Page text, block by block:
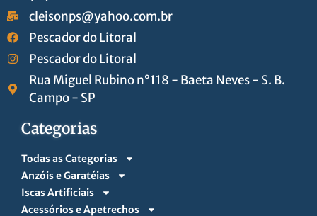
cleisonps@yahoo.com.br
Pescador do Litoral
Pescador do Litoral
Rua Miguel Rubino n°118 - Baeta Neves - S. B.
Campo - SP
Categorias
Todas as Categorias
Anzóis e Garatéias
Iscas Artificiais
Acessórios e Apetrechos